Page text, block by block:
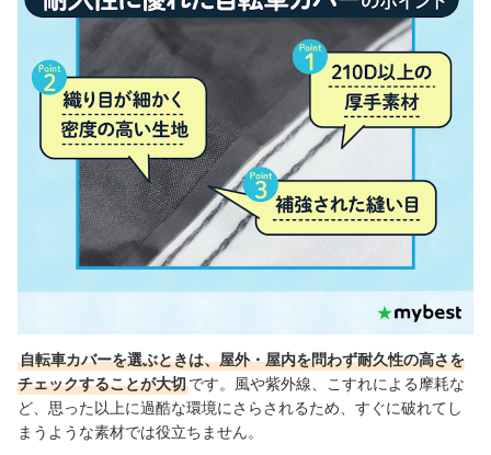
自転車カバーを選ぶときは、屋外・屋内を問わず耐久性の高さを
チェックすることが大切です。風や紫外線、こすれによる摩耗な
ど、思った以上に過酷な環境にさらされるため、すぐに破れてし
まうような素材では役立ちません。